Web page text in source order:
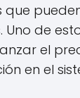
de
el
en el